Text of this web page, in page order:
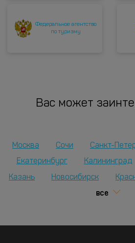
Федеральное агентство
по туризму
Вас может
Москва Сочи Санкт-
Екатеринбург
Калининград
Казань Новосибирск
все